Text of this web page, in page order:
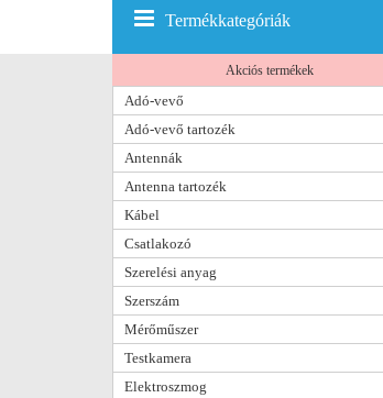
Termékkategóriák
Akciós termékek
Adó-vevő
Adó-vevő tartozék
Antennák
Antenna tartozék
Kábel
Csatlakozó
Szerelési anyag
Szerszám
Mérőműszer
Testkamera
Elektroszmog